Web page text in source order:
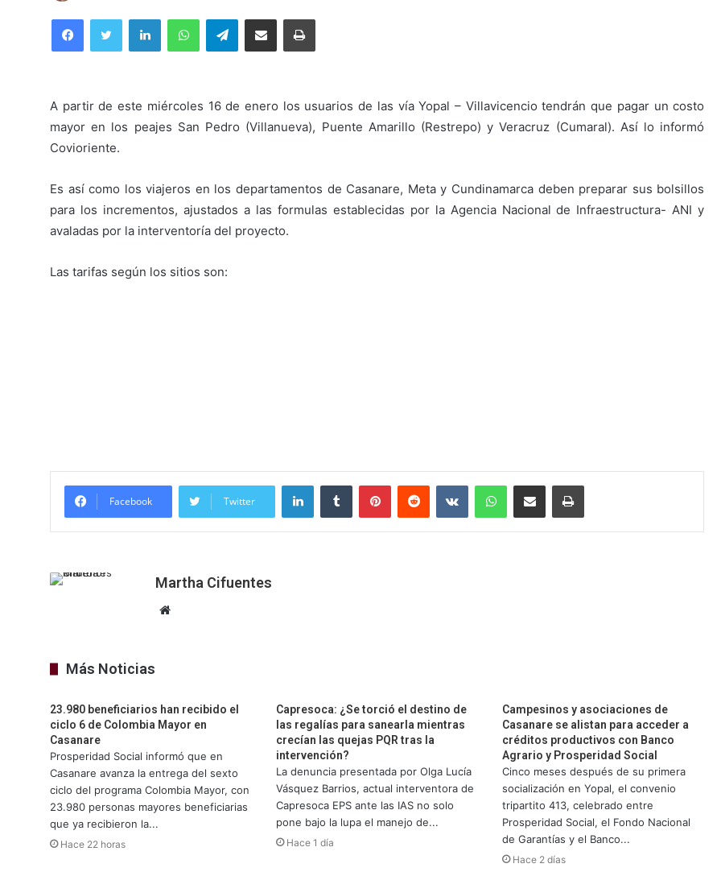
FacebookTwitter LinkedInWhatsAppTelegramCompartir por correo electrónicoImprimir
A partir de este miércoles 16 de enero los usuarios de las vía Yopal – Villavicencio tendrán que pagar un costo
mayor en los peajes San Pedro (Villanueva), Puente Amarillo (Restrepo) y Veracruz (Cumaral). Así lo informó
Covioriente.
Es así como los viajeros en los departamentos de Casanare, Meta y Cundinamarca deben preparar sus bolsillos
para los incrementos, ajustados a las formulas establecidas por la Agencia Nacional de Infraestructura- ANI y
avaladas por la interventoría del proyecto.
Las tarifas según los sitios son:
Facebook Twitter
LinkedInTumblr PinterestReddit VKontakteWhatsAppCompartir por correo electrónicoImprimir
Martha Cifuentes
Sitio
Más Noticias
23.980 beneficiarios han recibido el
ciclo 6 de Colombia Mayor en
Casanare
Prosperidad Social informó que en
Casanare avanza la entrega del sexto
ciclo del programa Colombia Mayor, con
23.980 personas mayores beneficiarias
que ya recibieron la...
Hace 22 horas
Capresoca: ¿Se torció el destino de
las regalías para sanearla mientras
crecían las quejas PQR tras la
intervención?
La denuncia presentada por Olga Lucía
Vásquez Barrios, actual interventora de
Capresoca EPS ante las IAS no solo
pone bajo la lupa el manejo de...
Hace 1 día
Campesinos y asociaciones de
Casanare se alistan para acceder a
créditos productivos con Banco
Agrario y Prosperidad Social
Cinco meses después de su primera
socialización en Yopal, el convenio
tripartito 413, celebrado entre
Prosperidad Social, el Fondo Nacional
de Garantías y el Banco...
Hace 2 días